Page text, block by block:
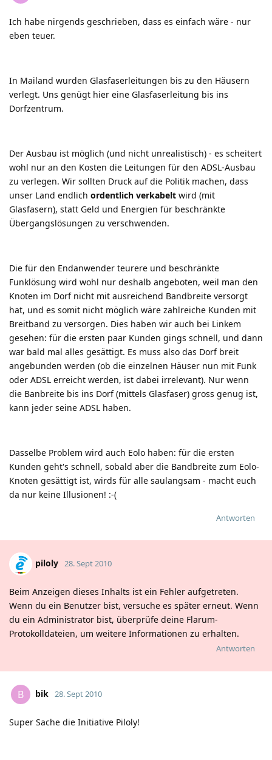
Ich habe nirgends geschrieben, dass es einfach wäre - nur
eben teuer.
In Mailand wurden Glasfaserleitungen bis zu den Häusern
verlegt. Uns genügt hier eine Glasfaserleitung bis ins
Dorfzentrum.
Der Ausbau ist möglich (und nicht unrealistisch) - es scheitert
wohl nur an den Kosten die Leitungen für den ADSL-Ausbau
zu verlegen. Wir sollten Druck auf die Politik machen, dass
unser Land endlich ordentlich verkabelt wird (mit
Glasfasern), statt Geld und Energien für beschränkte
Übergangslösungen zu verschwenden.
Die für den Endanwender teurere und beschränkte
Funklösung wird wohl nur deshalb angeboten, weil man den
Knoten im Dorf nicht mit ausreichend Bandbreite versorgt
hat, und es somit nicht möglich wäre zahlreiche Kunden mit
Breitband zu versorgen. Dies haben wir auch bei Linkem
gesehen: für die ersten paar Kunden gings schnell, und dann
war bald mal alles gesättigt. Es muss also das Dorf breit
angebunden werden (ob die einzelnen Häuser nun mit Funk
oder ADSL erreicht werden, ist dabei irrelevant). Nur wenn
die Banbreite bis ins Dorf (mittels Glasfaser) gross genug ist,
kann jeder seine ADSL haben.
Dasselbe Problem wird auch Eolo haben: für die ersten
Kunden geht's schnell, sobald aber die Bandbreite zum Eolo-
Knoten gesättigt ist, wirds für alle saulangsam - macht euch
da nur keine Illusionen! :-(
Antworten
piloly 28. Sept 2010
Beim Anzeigen dieses Inhalts ist ein Fehler aufgetreten.
Wenn du ein Benutzer bist, versuche es später erneut. Wenn
du ein Administrator bist, überprüfe deine Flarum-
Protokolldateien, um weitere Informationen zu erhalten.
Antworten
B bik 28. Sept 2010
Super Sache die Initiative Piloly!